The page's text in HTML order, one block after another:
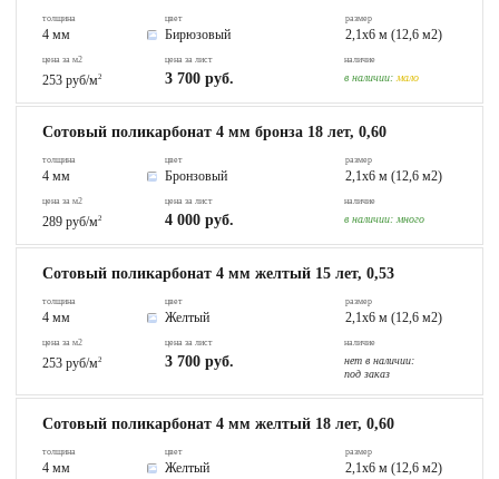
толщина
4 мм
цвет
Бирюзовый
размер
2,1х6 м (12,6 м2)
цена за м2
253 руб/м2
цена за лист
3 700 руб.
наличие
в наличии: мало
Сотовый поликарбонат 4 мм бронза 18 лет, 0,60
толщина
4 мм
цвет
Бронзовый
размер
2,1х6 м (12,6 м2)
цена за м2
289 руб/м2
цена за лист
4 000 руб.
наличие
в наличии: много
Сотовый поликарбонат 4 мм желтый 15 лет, 0,53
толщина
4 мм
цвет
Желтый
размер
2,1х6 м (12,6 м2)
цена за м2
253 руб/м2
цена за лист
3 700 руб.
наличие
нет в наличии:
под заказ
Сотовый поликарбонат 4 мм желтый 18 лет, 0,60
толщина
4 мм
цвет
Желтый
размер
2,1х6 м (12,6 м2)